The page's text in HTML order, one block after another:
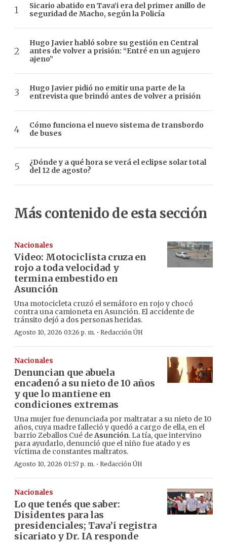
Sicario abatido en Tava’i era del primer anillo de
seguridad de Macho, según la Policía
Hugo Javier habló sobre su gestión en Central
antes de volver a prisión: “Entré en un agujero
ajeno”
Hugo Javier pidió no emitir una parte de la
entrevista que brindó antes de volver a prisión
Cómo funciona el nuevo sistema de transbordo
de buses
¿Dónde y a qué hora se verá el eclipse solar total
del 12 de agosto?
Más contenido de esta sección
Nacionales
Video: Motociclista cruza en
rojo a toda velocidad y
termina embestido en
Asunción
Una motocicleta cruzó el semáforo en rojo y chocó
contra una camioneta en Asunción. El accidente de
tránsito dejó a dos personas heridas.
Agosto 10, 2026 03:26 p. m. · Redacción ÚH
Nacionales
Denuncian que abuela
encadenó a su nieto de 10 años
y que lo mantiene en
condiciones extremas
Una mujer fue denunciada por maltratar a su nieto de 10
años, cuya madre falleció y quedó a cargo de ella, en el
barrio Zeballos Cué deAsunción. La tía, que intervino
para ayudarlo, denunció que el niño fue atado y es
víctima de constantes maltratos.
Agosto 10, 2026 01:57 p. m. · Redacción ÚH
Nacionales
Lo que tenés que saber:
Disidentes para las
presidenciales; Tava’i registra
sicariato y Dr. IA responde